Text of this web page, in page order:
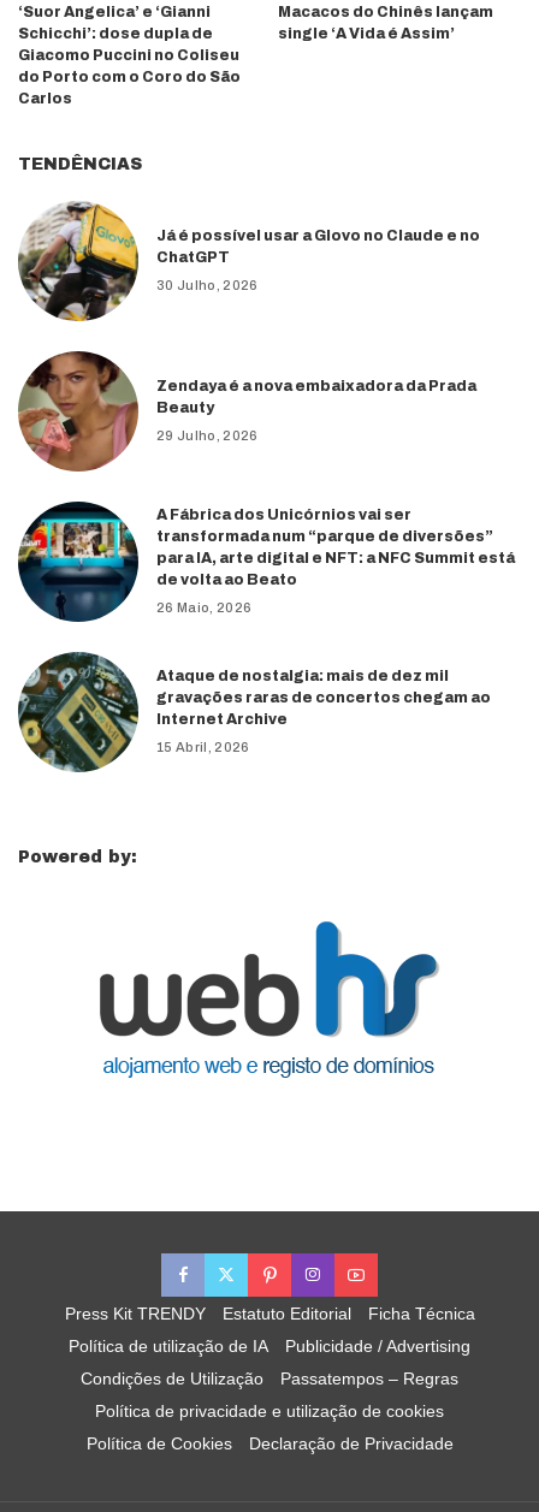
‘Suor Angelica’ e ‘Gianni
Schicchi’: dose dupla de
Giacomo Puccini no Coliseu
do Porto com o Coro do São
Carlos
Macacos do Chinês lançam
single ‘A Vida é Assim’
TENDÊNCIAS
Já é possível usar a Glovo no Claude e no
ChatGPT
30 Julho, 2026
Zendaya é a nova embaixadora da Prada
Beauty
29 Julho, 2026
A Fábrica dos Unicórnios vai ser
transformada num “parque de diversões”
para IA, arte digital e NFT: a NFC Summit está
de volta ao Beato
26 Maio, 2026
Ataque de nostalgia: mais de dez mil
gravações raras de concertos chegam ao
Internet Archive
15 Abril, 2026
Powered by:
Press Kit TRENDY Estatuto Editorial
Ficha Técnica
Política de utilização de IA
Publicidade / Advertising
Condições de Utilização
Passatempos – Regras
Política de privacidade e utilização de cookies
Política de Cookies
Declaração de Privacidade